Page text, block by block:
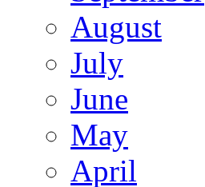
August
July
June
May
April